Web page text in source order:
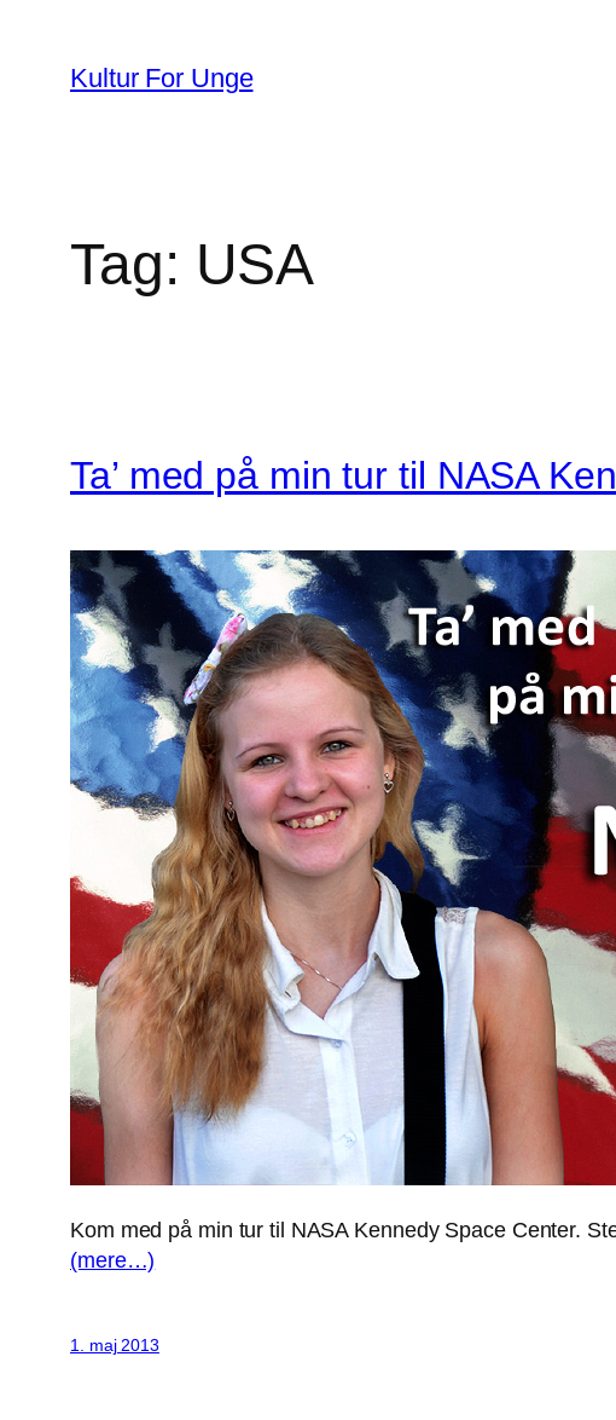
indhold
Kultur For Unge
Tag: USA
Ta’ med på min tur til NASA
Kom med på min tur til NASA Kennedy Space Center.
(mere…)
1. maj 2013